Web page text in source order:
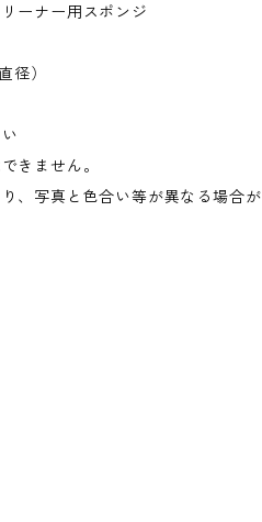
ーナー用スポンジ
径）
きません。
、写真と色合い等が異なる場合が